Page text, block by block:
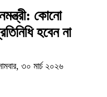
কোনো
হবেন না
৩০ মার্চ ২০২৬